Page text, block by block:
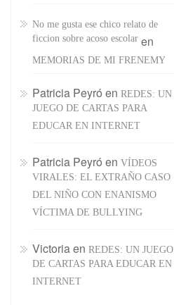
No me gusta ese chico relato de
ficcion sobre acoso escolaren
MEMORIAS DE MI FRENEMY
Patricia Peyró en REDES: UN
JUEGO DE CARTAS PARA
EDUCAR EN INTERNET
Patricia Peyró en VÍDEOS
VIRALES: EL EXTRAÑO CASO
DEL NIÑO CON ENANISMO
VÍCTIMA DE BULLYING
Victoriaen REDES: UN JUEGO
DE CARTAS PARA EDUCAR EN
INTERNET